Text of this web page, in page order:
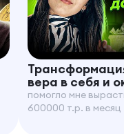
вера в себя и
помогло мне
600000 т.р. в месяц